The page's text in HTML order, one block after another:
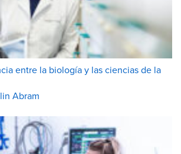
entre la biología y las ciencias de la
Abram